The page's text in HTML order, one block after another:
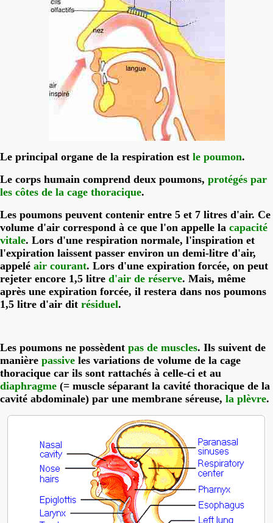
Le principal organe de la respiration est le poumon.
Le corps humain comprend deux poumons, protégés par
les côtes de la cage thoracique.
Les poumons peuvent contenir entre 5 et 7 litres d'air. Ce
volume d'air correspond à ce que l'on appelle la capacité
vitale. Lors d'une respiration normale, l'inspiration et
l'expiration laissent passer environ un demi-litre d'air,
appelé air courant. Lors d'une expiration forcée, on peut
rejeter encore 1,5 litre d'air de réserve. Mais, même
après une expiration forcée, il restera dans nos poumons
1,5 litre d'air dit résiduel.
Les poumons ne possèdent pas de muscles. Ils suivent de
manière passive les variations de volume de la cage
thoracique car ils sont rattachés à celle-ci et au
diaphragme (= muscle séparant la cavité thoracique de la
cavité abdominale) par une membrane séreuse, la plèvre.